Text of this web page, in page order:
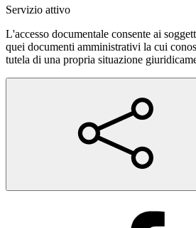
Servizio attivo
L'accesso documentale consente ai
quei documenti amministrativi la cui
tutela di una propria situazione